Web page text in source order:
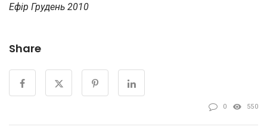
Ефір Грудень 2010
Share
0 550